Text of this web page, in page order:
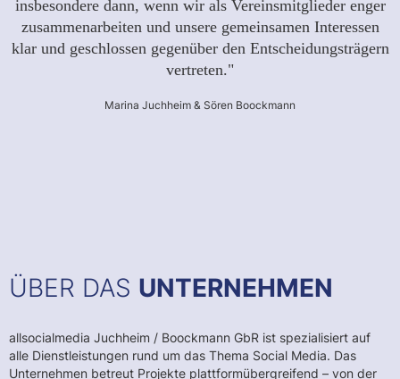
insbesondere dann, wenn wir als Vereinsmitglieder enger
zusammenarbeiten und unsere gemeinsamen Interessen
klar und geschlossen gegenüber den Entscheidungsträgern
vertreten."
Marina Juchheim & Sören Boockmann
ÜBER DAS UNTERNEHMEN
allsocialmedia Juchheim / Boockmann GbR ist spezialisiert auf
alle Dienstleistungen rund um das Thema Social Media. Das
Unternehmen betreut Projekte plattformübergreifend – von der